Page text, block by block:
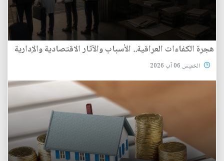
هجرة الكفاءات العراقية.. الأسباب والآثار الاقتصادية والإدارية
الخميس 06 آب 2026